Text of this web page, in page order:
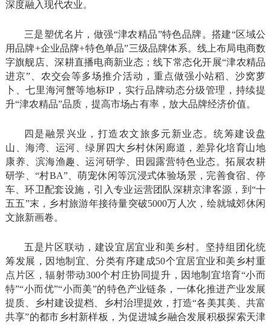
深度融入现代农业。
三是塑优名片，做强“津农精品”特色品牌。搭建“区域公
用品牌+企业品牌+特色单品”三级品牌体系。线上布局电商数
字旗舰店、深耕直播电商新业态；线下常态化开展“津农精品
进京”、农交会等多场推介活动，重点做强小站稻、沙窝萝
卜、七里海河蟹等地标IP，实行品牌动态分级管理，持续提
升“津农精品”品质，提高市场占有率，放大品牌经济价值。
四是融景兴业，打造农文旅多元新业态。统筹建设盘
山、海湾、运河、绿屏四大乡村休闲廊道，差异化培育山地
康养、滨海渔趣、运河研学、田园露营特色业态。拓展农耕
研学、“村BA”、萌宠休闲等沉浸式体验场景，完善食宿、停
车、环卫配套设施，引入专业运营团队深耕京津客源，到“十
五五”末，乡村旅游年接待量突破5000万人次，绘就城郊休闲
文旅新画卷。
五是片区联动，建设宜居宜业和美乡村。坚持组团化统
筹发展，因地制宜、分类有序建成50个宜居宜业和美乡村重
点片区，辐射带动300个村庄协同提升，因地制宜培育“小而
特”“小而优”“小而美”的特色产业链条，一体化推进产业发展
提质、乡村建设提档、乡村治理提效，打造“各美其美、共富
共享”的都市乡村新样板，为促进城乡融合发展积极探索天津